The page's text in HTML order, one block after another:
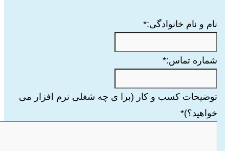
نام و نام خانوادگی:*
شماره تماس:*
توضیحات کسب و کار (برا ی چه شغلی نرم افزار می
خواهید؟)*